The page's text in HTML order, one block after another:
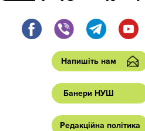
Напишіть нам
Банери НУШ
Редакційна політика